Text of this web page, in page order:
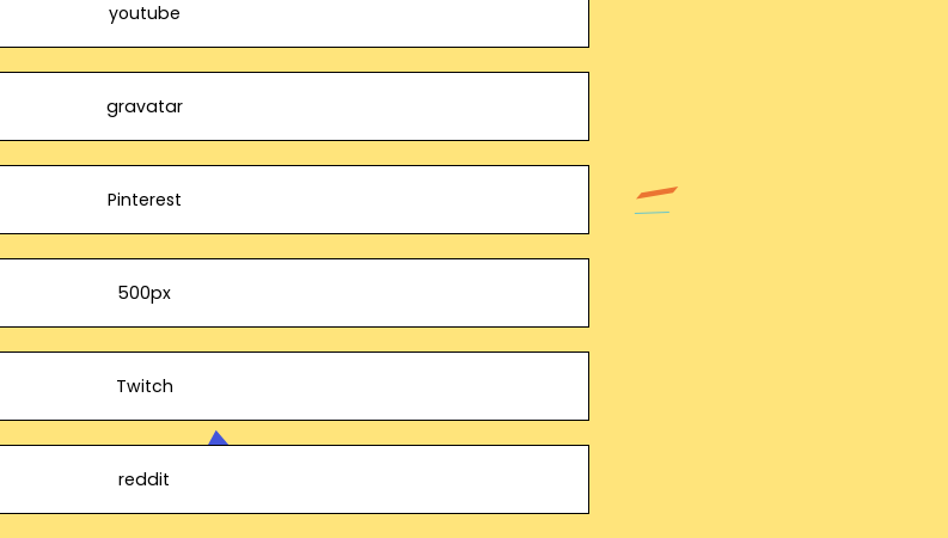
youtube
gravatar
Pinterest
500px
Twitch
reddit